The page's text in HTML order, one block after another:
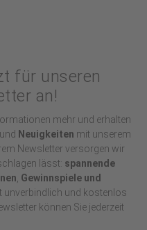
für unseren
an!
mehr und erhalten
und Neuigkeiten mit unserem
Newsletter versorgen wir
lässt: spannende
Gewinnspiele und
unverbindlich und kostenlos
können Sie jederzeit